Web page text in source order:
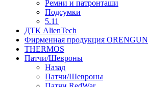
Ремни и патронташи
Подсумки
5.11
ДТК AlienTech
Фирменная продукция ORENGUN
THERMOS
Патчи/Шевроны
Назад
Патчи/Шевроны